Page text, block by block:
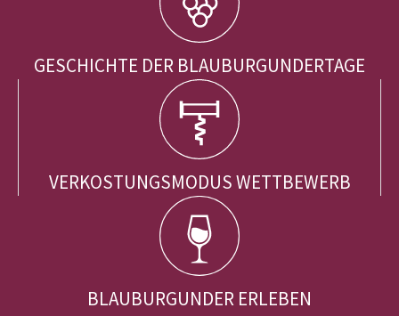
GESCHICHTE DER BLAUBURGUNDERTAGE
VERKOSTUNGSMODUS WETTBEWERB
BLAUBURGUNDER ERLEBEN